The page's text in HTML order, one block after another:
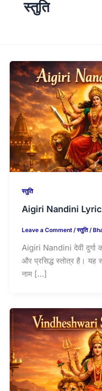
स्तुति
स्तुति
Aigiri Nandini Lyrics:
Leave a Comment /स्तुति/
Aigiri Nandini देवी दुर्गा
और प्रसिद्ध स्तोत्र है। यह
नाम […]